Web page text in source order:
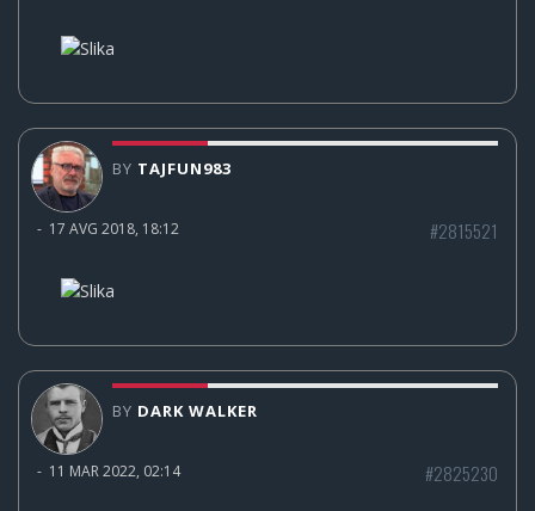
BY TAJFUN983
- 17 AVG 2018, 18:12 #2815521
BY DARK WALKER
- 11 MAR 2022, 02:14 #2825230